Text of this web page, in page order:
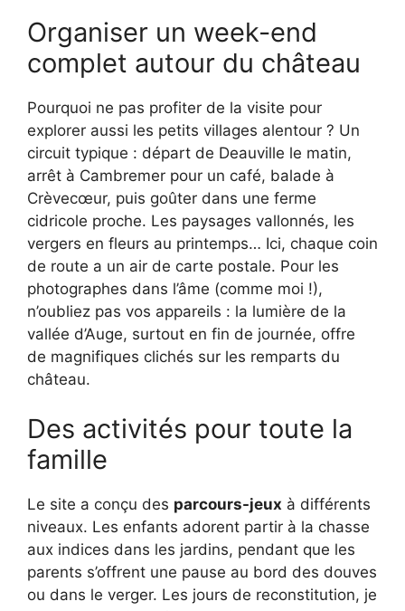
Organiser un week-end
complet autour du château
Pourquoi ne pas profiter de la visite pour
explorer aussi les petits villages alentour ? Un
circuit typique : départ de Deauville le matin,
arrêt à Cambremer pour un café, balade à
Crèvecœur, puis goûter dans une ferme
cidricole proche. Les paysages vallonnés, les
vergers en fleurs au printemps… Ici, chaque coin
de route a un air de carte postale. Pour les
photographes dans l’âme (comme moi !),
n’oubliez pas vos appareils : la lumière de la
vallée d’Auge, surtout en fin de journée, offre
de magnifiques clichés sur les remparts du
château.
Des activités pour toute la
famille
Le site a conçu des parcours-jeux à différents
niveaux. Les enfants adorent partir à la chasse
aux indices dans les jardins, pendant que les
parents s’offrent une pause au bord des douves
ou dans le verger. Les jours de reconstitution, je